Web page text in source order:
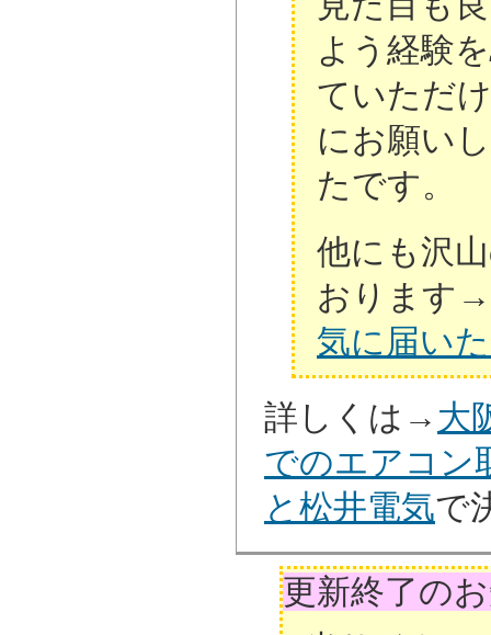
よう経験
ていただ
にお願い
たです。
他にも沢
おります→
気に届い
詳しくは→ 大
でのエアコン
と松井電気で
更新終了の